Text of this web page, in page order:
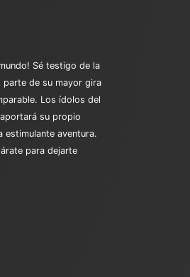
Sé testigo de la
parte de su mayor gira
Los ídolos del
su propio
estimulante aventura.
para dejarte